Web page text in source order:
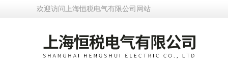
欢迎访问上海恒税电气有限公司网站